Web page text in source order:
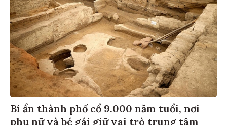
Bí ẩn thành phố cổ 9.000 năm tuổi, nơi